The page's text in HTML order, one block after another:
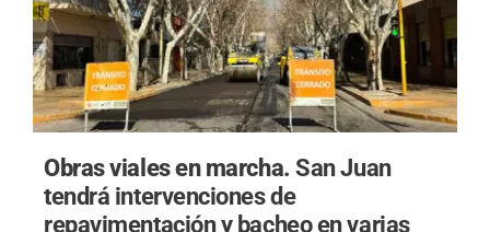
Obras viales en marcha.San Juan
tendrá intervenciones de
repavimentación y bacheo en varias